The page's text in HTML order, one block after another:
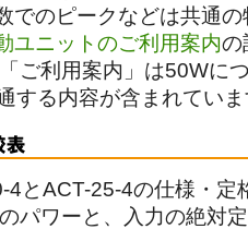
でのピークなどは共通
ユニットのご利用案内の
ご利用案内」は50Wに
する内容が含まれてい
4とACT-25-4の仕様・定
パワーと、入力の絶対